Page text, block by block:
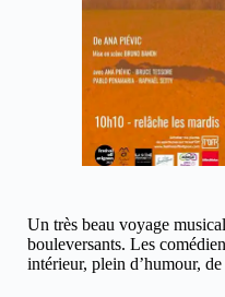
Un très beau voyage
bouleversants. Les
intérieur, plein d’humour,